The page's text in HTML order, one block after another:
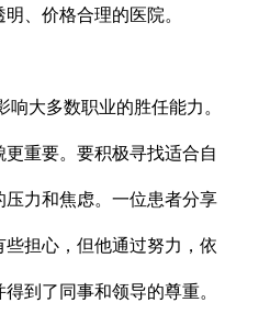
、价格合理的医院。
大多数职业的胜任能力。
重要。要积极寻找适合自
力和焦虑。一位患者分享
担心，但他通过努力，依
到了同事和领导的尊重。